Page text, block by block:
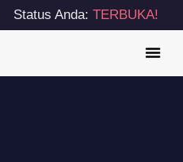
Status Anda: TERBUKA!